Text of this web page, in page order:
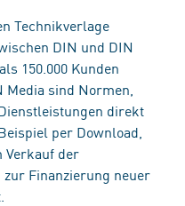
Technikverlage
DIN und DIN
150.000 Kunden
sind Normen,
direkt
per Download,
Verkauf der
Finanzierung neuer